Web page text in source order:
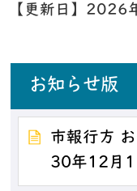
【更新日】 2026
お知らせ版
市報行方
30年12月1